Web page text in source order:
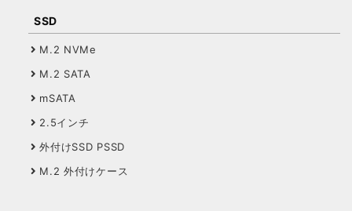
SSD
M.2 NVMe
M.2 SATA
mSATA
2.5インチ
外付けSSD PSSD
M.2 外付けケース